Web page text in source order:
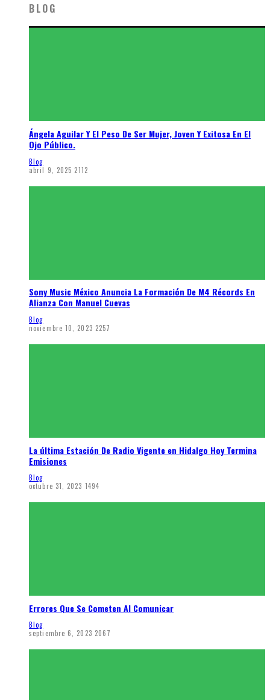
BLOG
Ángela Aguilar Y El Peso De Ser Mujer, Joven Y Exitosa En El
Ojo Público.
Blog
abril 9, 2025 2112
Sony Music México Anuncia La Formación De M4 Récords En
Alianza Con Manuel Cuevas
Blog
noviembre 10, 2023 2257
La última Estación De Radio Vigente en Hidalgo Hoy Termina
Emisiones
Blog
octubre 31, 2023 1494
Errores Que Se Cometen Al Comunicar
Blog
septiembre 6, 2023 2067